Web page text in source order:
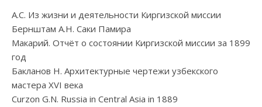
А.С. Из жизни и деятельности Киргизской миссии
Бернштам А.Н. Саки Памира
Макарий. Отчёт о состоянии Киргизской миссии за 1899
год
Бакланов Н. Архитектурные чертежи узбекского
мастера XVI века
Curzon G.N. Russia in Central Asia in 1889